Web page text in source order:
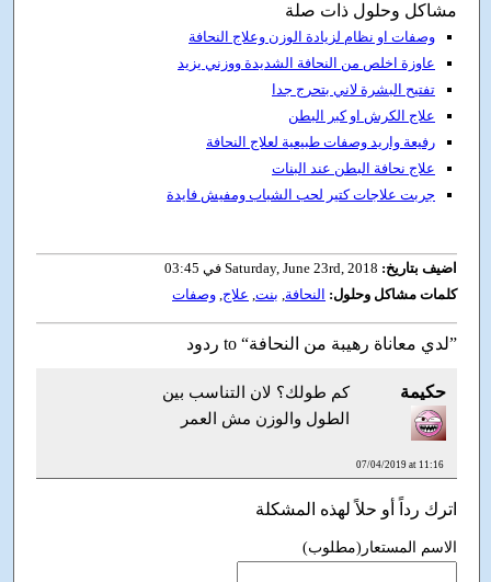
مشاكل وحلول ذات صلة
وصفات او نظام لزيادة الوزن وعلاج النحافة
عاوزة اخلص من النحافة الشديدة ووزني يزيد
تفتيح البشرة لاني بتحرج جدا
علاج الكرش او كبر البطن
رفيعة واريد وصفات طبيعية لعلاج النحافة
علاج نحافة البطن عند البنات
جربت علاجات كتير لحب الشباب ومفيش فايدة
اضيف بتاريخ:
كلمات مشاكل وحلول: النحافة, بنت, علاج, وصفات
ردود to “لدي معاناة رهيبة من النحافة”
حكيمة
07/04/2019 at 11:16
كم طولك؟ لان التناسب بين
الطول والوزن مش العمر
اترك رداً أو حلاً لهذه المشكلة
الاسم المستعار(مطلوب)